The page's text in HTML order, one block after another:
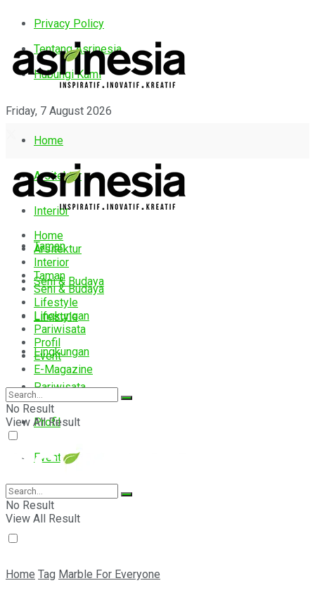
Privacy Policy
Tentang Asrinesia
Hubungi Kami
Friday, 7 August 2026
Home
Arsitektur
Interior
Taman
Seni & Budaya
Lifestyle
Lingkungan
Pariwisata
Profil
Event
E-Magazine
Home
Arsitektur
Interior
Taman
Seni & Budaya
Lifestyle
Lingkungan
Pariwisata
Profil
Event
E-Magazine
No Result
View All Result
No Result
View All Result
Home Tag Marble For Everyone